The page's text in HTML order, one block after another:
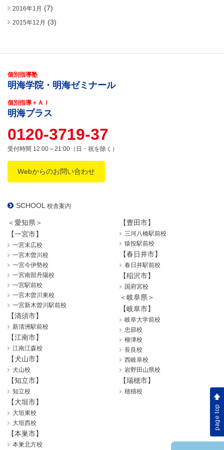
2016年1月 (7)
2015年12月 (3)
個別指導塾
明海学院・明海ゼミナール
個別指導＋ＡＩ
明海プラス
0120-3719-37
受付時間 12:00～21:00（日・祝を除く）
Webからのお問い合わせ
SCHOOL 校舎案内
＜愛知県＞
【一宮市】
一宮末広校
一宮木曽川校
一宮今伊勢校
一宮南部丹陽校
一宮駅前校
一宮木曽川東校
一宮新木曽川駅前校
【清須市】
新清洲駅前校
【江南市】
江南江森校
【犬山市】
犬山校
【知立市】
知立校
【豊田市】
三河八橋駅前校
猿投駅前校
【春日井市】
春日井駅前校
【稲沢市】
国府宮校
＜岐阜県＞
【岐阜市】
岐阜大学前校
忠節校
柳津校
長良校
西岐阜校
岩野田山県校
【瑞穂市】
穂積校
【大垣市】
大垣東校
大垣西校
【本巣市】
本巣北方校
page top